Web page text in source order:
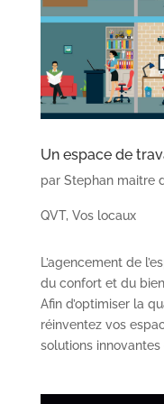
Un espace de
par Stephan maitre
QVT, Vos locaux
L’agencement de
du confort et du
Afin d’optimiser la
réinventez vos
solutions